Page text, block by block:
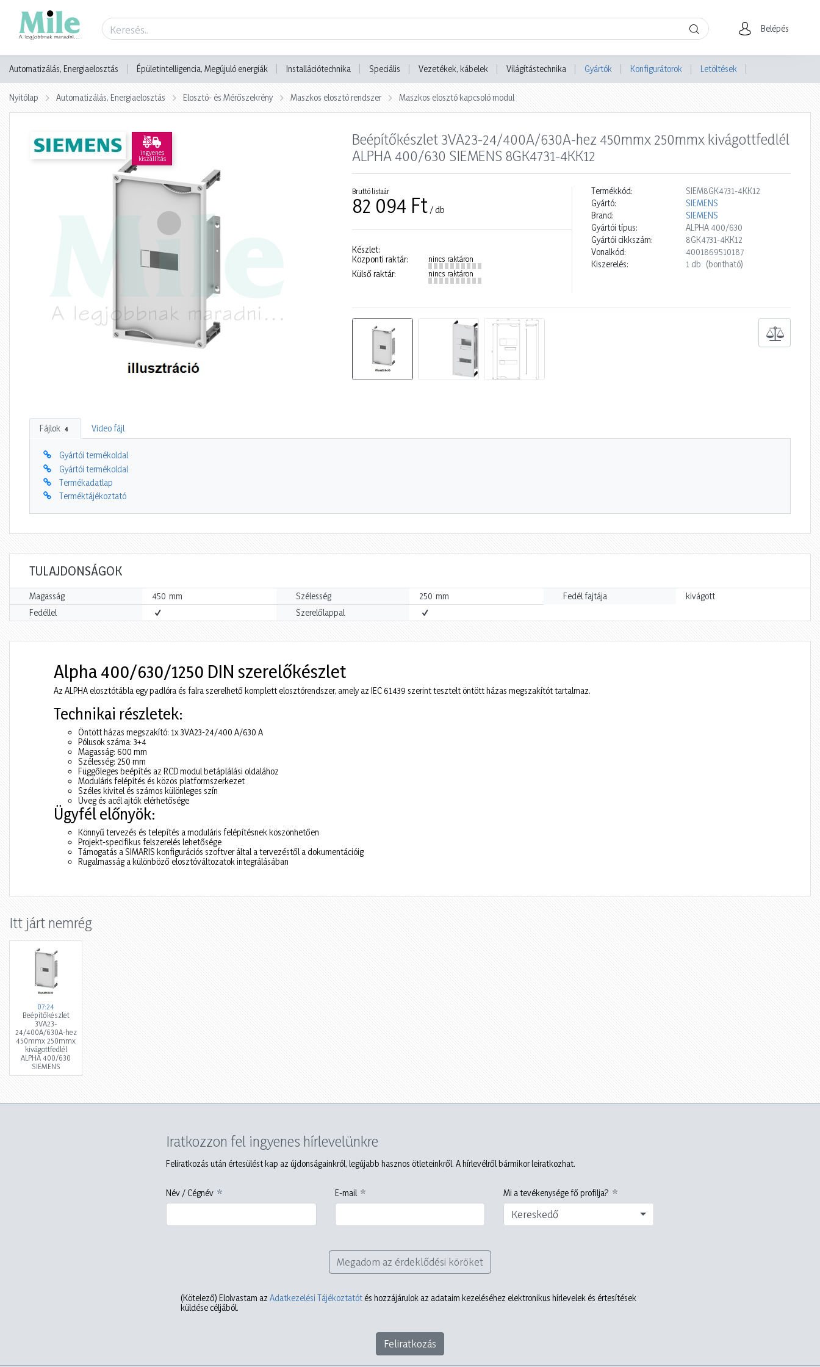
Belépés
Automatizálás, Energiaelosztás Épületintelligencia, Megújuló energiák Installációtechnika Speciális Vezetékek, kábelek Világítástechnika Gyártók Konfigurátorok Letöltések
Nyitólap Automatizálás, Energiaelosztás Elosztó- és Mérőszekrény Maszkos elosztó rendszer Maszkos elosztó kapcsoló modul
ingyenes
kiszállítás
Beépítőkészlet 3VA23-24/400A/630A-hez 450mmx 250mmx kivágottfedlél
ALPHA 400/630 SIEMENS 8GK4731-4KK12
Bruttó listaár
82 094 Ft / db
Készlet:
Központi raktár:
nincs raktáron
Külső raktár: nincs raktáron
Termékkód:
SIEM8GK4731-4KK12
Gyártó:
SIEMENS
Brand:
SIEMENS
Gyártói típus:
ALPHA 400/630
Gyártói cikkszám:
8GK4731-4KK12
Vonalkód:
4001869510187
Kiszerelés:
1 db (bontható)
Fájlok 4 Video fájl
Gyártói termékoldal
Gyártói termékoldal
Termékadatlap
Terméktájékoztató
TULAJDONSÁGOK
Magasság 450 mm Szélesség 250 mm Fedél fajtája
kivágott
Fedéllel
Szerelőlappal
Alpha 400/630/1250 DIN szerelőkészlet
Az ALPHA elosztótábla egy padlóra és falra szerelhető komplett elosztórendszer, amely az IEC 61439 szerint tesztelt öntött házas megszakítót tartalmaz.
Technikai részletek:
Öntött házas megszakító: 1x 3VA23-24/400 A/630 A
Pólusok száma: 3+4
Magasság: 600 mm
Szélesség: 250 mm
Függőleges beépítés az RCD modul betáplálási oldalához
Moduláris felépítés és közös platformszerkezet
Széles kivitel és számos különleges szín
Üveg és acél ajtók elérhetősége
Ügyfél előnyök:
Könnyű tervezés és telepítés a moduláris felépítésnek köszönhetően
Projekt-specifikus felszerelés lehetősége
Támogatás a SIMARIS konfigurációs szoftver által a tervezéstől a dokumentációig
Rugalmasság a különböző elosztóváltozatok integrálásában
Itt járt nemrég
07:24
Beépítőkészlet
3VA23-
24/400A/630A-hez
450mmx 250mmx
kivágottfedlél
ALPHA 400/630
SIEMENS
Iratkozzon fel ingyenes hírlevelünkre
Feliratkozás után értesülést kap az újdonságainkról, legújabb hasznos ötleteinkről. A hírlevélről bármikor leiratkozhat.
Név / Cégnév E-mail Mi a tevékenysége fő profilja?
Kereskedő
Megadom az érdeklődési köröket
(Kötelező) Elolvastam az Adatkezelési Tájékoztatót és hozzájárulok az adataim kezeléséhez elektronikus hírlevelek és értesítések
küldése céljából.
Feliratkozás
Termék adatlap